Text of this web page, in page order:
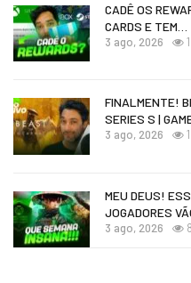
CADÊ OS
CARDS E TEM…
3 ago, 2026
FINALMENTE!
SERIES S |
3 ago, 2026
MEU DEUS!
JOGADORES
3 ago, 2026